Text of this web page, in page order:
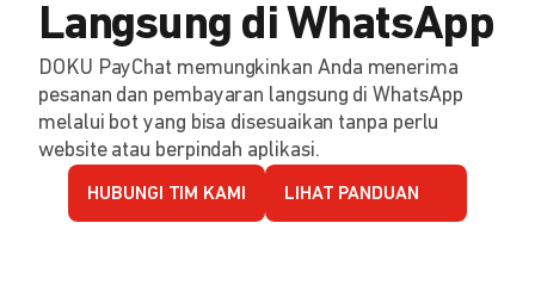
Langsung di WhatsApp
DOKU PayChat memungkinkan Anda menerima
pesanan dan pembayaran langsung di WhatsApp
melalui bot yang bisa disesuaikan tanpa perlu
website atau berpindah aplikasi.
HUBUNGI TIM KAMI LIHAT PANDUAN